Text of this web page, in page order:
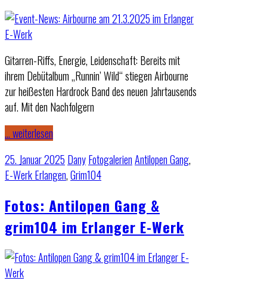
Gitarren-Riffs, Energie, Leidenschaft: Bereits mit
ihrem Debütalbum „Runnin’ Wild“ stiegen Airbourne
zur heißesten Hardrock Band des neuen Jahrtausends
auf. Mit den Nachfolgern
… weiterlesen
25. Januar 2025 DanyFotogalerienAntilopen Gang,
E-Werk Erlangen,Grim104
Fotos: Antilopen Gang &
grim104 im Erlanger E-Werk